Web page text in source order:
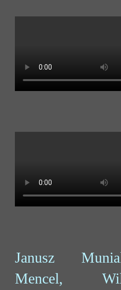
Janusz
Mencel,